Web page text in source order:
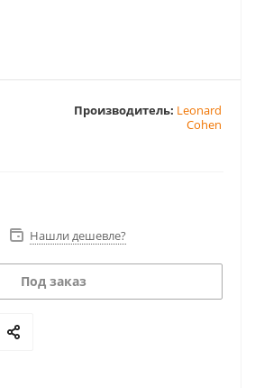
Производитель: Leonard
Cohen
Нашли дешевле?
Под заказ